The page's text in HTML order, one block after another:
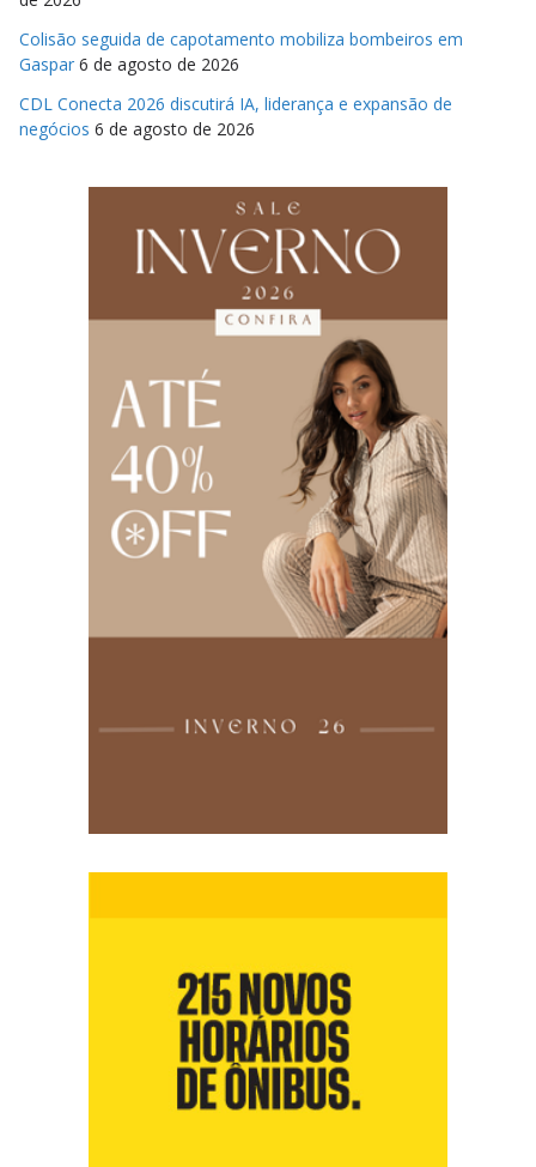
Colisão seguida de capotamento mobiliza bombeiros em
Gaspar 6 de agosto de 2026
CDL Conecta 2026 discutirá IA, liderança e expansão de
negócios 6 de agosto de 2026